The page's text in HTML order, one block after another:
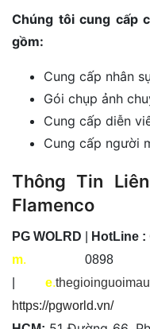
Chúng tôi cung cấp
gồm:
Cung cấp nhân
Gói chụp ảnh
Cung cấp diễn
Cung cấp người
Thông Tin
Flamenco
PG WOLRD HotLine :
m. 0898
e.
https://pgworld.vn/